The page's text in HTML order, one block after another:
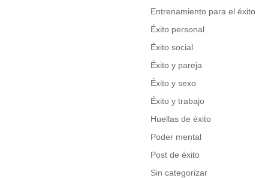
Entrenamiento para el éxito
Éxito personal
Éxito social
Éxito y pareja
Éxito y sexo
Éxito y trabajo
Huellas de éxito
Poder mental
Post de éxito
Sin categorizar